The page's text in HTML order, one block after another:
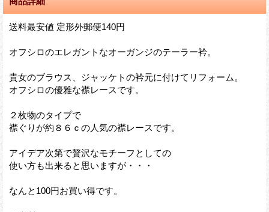
送料最安値 定形外郵便140円
オフシロのエレガントなオーガンジのテーラー衿。
貴女のブラウス、ジャッケトの衿元に付けてリフォーム。
オフシロの優雅な襟レースです。
２枚物のタイプで
襟ぐりが約８６ｃの人気の襟レースです。
アイデア次第で贅沢なモチーフとしての
使い方も出来ると思いますが・・・
なんと100円お買い得です。